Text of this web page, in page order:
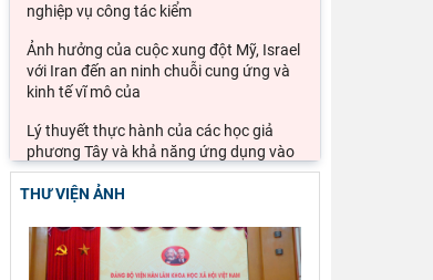
nghiệp vụ công tác kiểm
Ảnh hưởng của cuộc xung đột Mỹ, Israel
với Iran đến an ninh chuỗi cung ứng và
kinh tế vĩ mô của
Lý thuyết thực hành của các học giả
phương Tây và khả năng ứng dụng vào
phát triển du lịch cộng
và Châu Mỹ khảo sát thực tế tại thành
phố Hồ Chí Minh
THƯ VIỆN ẢNH